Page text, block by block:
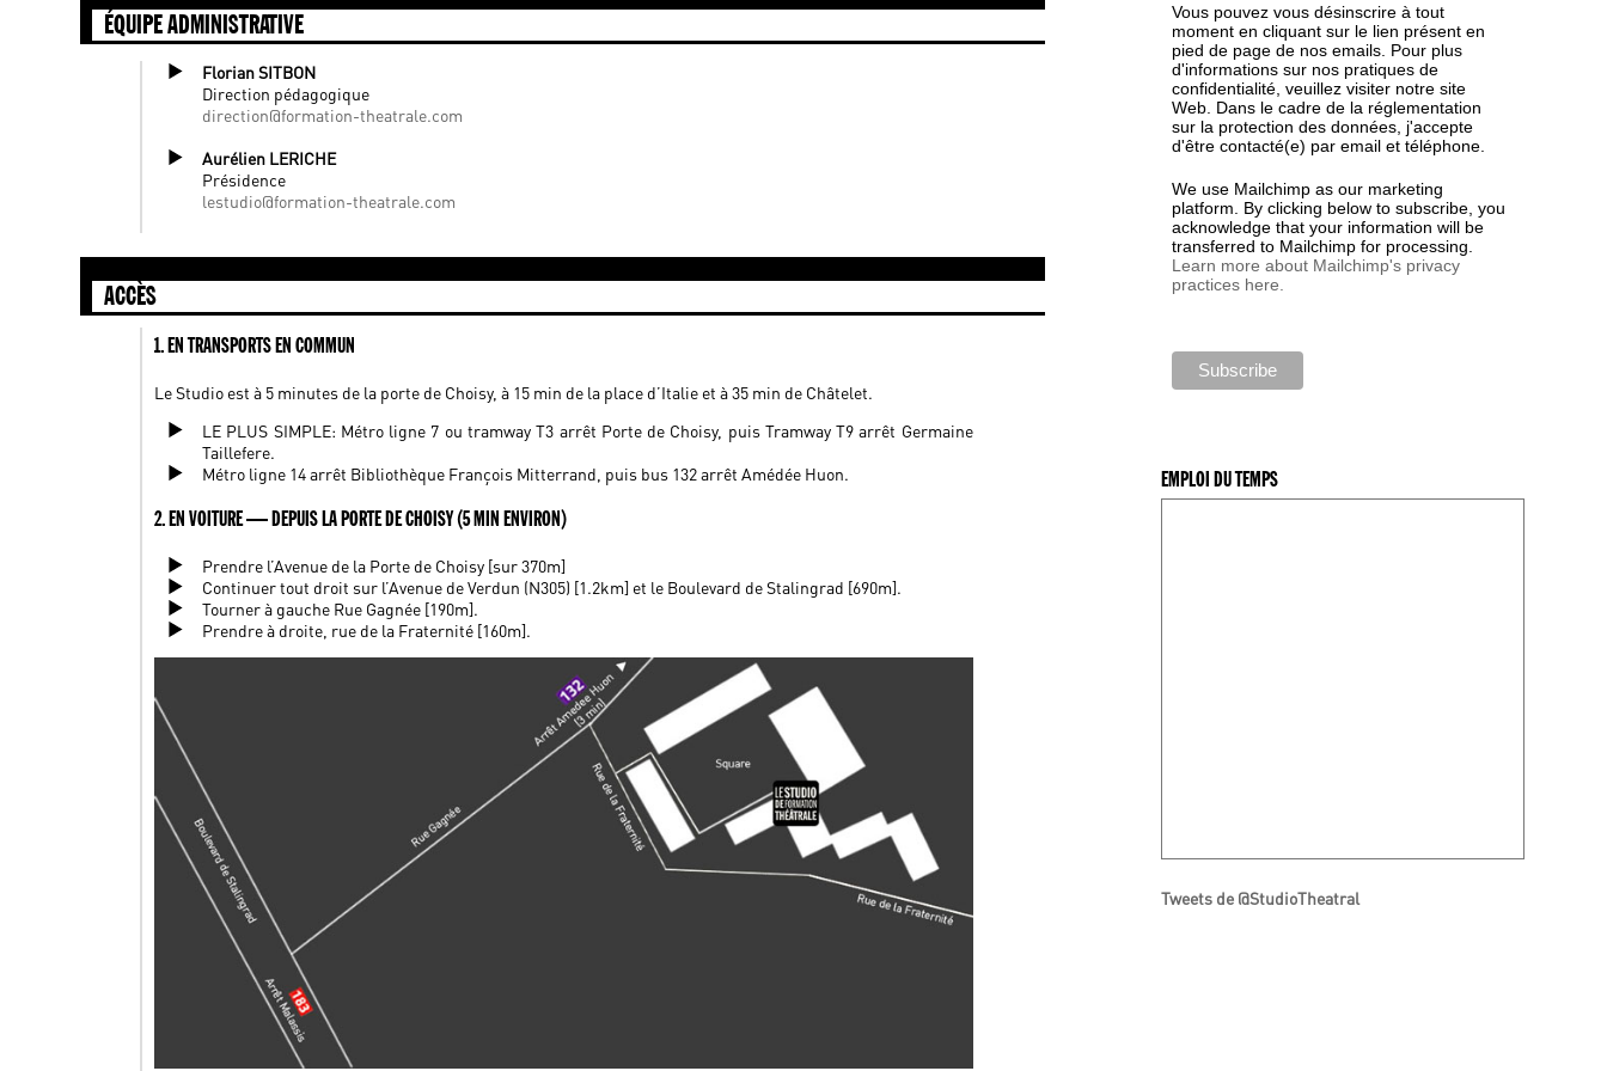
ÉQUIPE ADMINISTRATIVE
Florian SITBON
Direction pédagogique
direction@formation-theatrale.com
Aurélien LERICHE
Présidence
lestudio@formation-theatrale.com
ACCÈS
1. EN TRANSPORTS EN COMMUN
Le Studio est à 5 minutes de la porte de Choisy, à 15 min de la place d’Italie et à 35 min de Châtelet.
LE PLUS SIMPLE: Métro ligne 7 ou tramway T3 arrêt Porte de Choisy, puis Tramway T9 arrêt Germaine
Taillefere.
Métro ligne 14 arrêt Bibliothèque François Mitterrand, puis bus 132 arrêt Amédée Huon.
2. EN VOITURE — DEPUIS LA PORTE DE CHOISY (5 MIN ENVIRON)
Prendre l’Avenue de la Porte de Choisy [sur 370m]
Continuer tout droit sur l’Avenue de Verdun (N305) [1.2km] et le Boulevard de Stalingrad [690m].
Tourner à gauche Rue Gagnée [190m].
Prendre à droite, rue de la Fraternité [160m].
Vous pouvez vous désinscrire à tout
moment en cliquant sur le lien présent en
pied de page de nos emails. Pour plus
d'informations sur nos pratiques de
confidentialité, veuillez visiter notre site
Web. Dans le cadre de la réglementation
sur la protection des données, j'accepte
d'être contacté(e) par email et téléphone.
We use Mailchimp as our marketing
platform. By clicking below to subscribe, you
acknowledge that your information will be
transferred to Mailchimp for processing.
Learn more about Mailchimp's privacy
practices here.
EMPLOI DU TEMPS
Tweets de @StudioTheatral